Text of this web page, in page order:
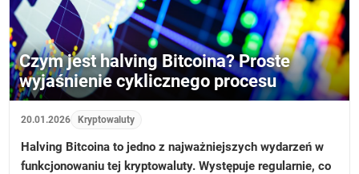
Czym jest halving Bitcoina? Proste
wyjaśnienie cyklicznego procesu
20.01.2026 Kryptowaluty
Halving Bitcoina to jedno z najważniejszych wydarzeń w
funkcjonowaniu tej kryptowaluty. Występuje regularnie, co